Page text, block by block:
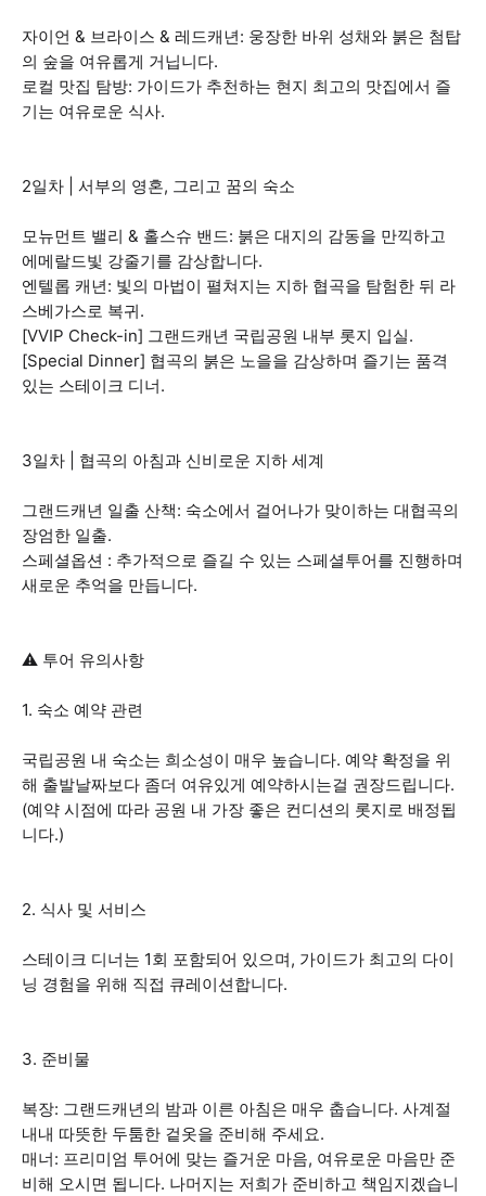
자이언 & 브라이스 & 레드캐년: 웅장한 바위 성채와 붉은 첨탑
의 숲을 여유롭게 거닙니다.
로컬 맛집 탐방: 가이드가 추천하는 현지 최고의 맛집에서 즐
기는 여유로운 식사.
2일차 | 서부의 영혼, 그리고 꿈의 숙소
모뉴먼트 밸리 & 홀스슈 밴드: 붉은 대지의 감동을 만끽하고
에메랄드빛 강줄기를 감상합니다.
엔텔롭 캐년: 빛의 마법이 펼쳐지는 지하 협곡을 탐험한 뒤 라
스베가스로 복귀.
[VVIP Check-in] 그랜드캐년 국립공원 내부 롯지 입실.
[Special Dinner] 협곡의 붉은 노을을 감상하며 즐기는 품격
있는 스테이크 디너.
3일차 | 협곡의 아침과 신비로운 지하 세계
그랜드캐년 일출 산책: 숙소에서 걸어나가 맞이하는 대협곡의
장엄한 일출.
스페셜옵션 : 추가적으로 즐길 수 있는 스페셜투어를 진행하며
새로운 추억을 만듭니다.
⚠️ 투어 유의사항
1. 숙소 예약 관련
국립공원 내 숙소는 희소성이 매우 높습니다. 예약 확정을 위
해 출발날짜보다 좀더 여유있게 예약하시는걸 권장드립니다.
(예약 시점에 따라 공원 내 가장 좋은 컨디션의 롯지로 배정됩
니다.)
2. 식사 및 서비스
스테이크 디너는 1회 포함되어 있으며, 가이드가 최고의 다이
닝 경험을 위해 직접 큐레이션합니다.
3. 준비물
복장: 그랜드캐년의 밤과 이른 아침은 매우 춥습니다. 사계절
내내 따뜻한 두툼한 겉옷을 준비해 주세요.
매너: 프리미엄 투어에 맞는 즐거운 마음, 여유로운 마음만 준
비해 오시면 됩니다. 나머지는 저희가 준비하고 책임지겠습니